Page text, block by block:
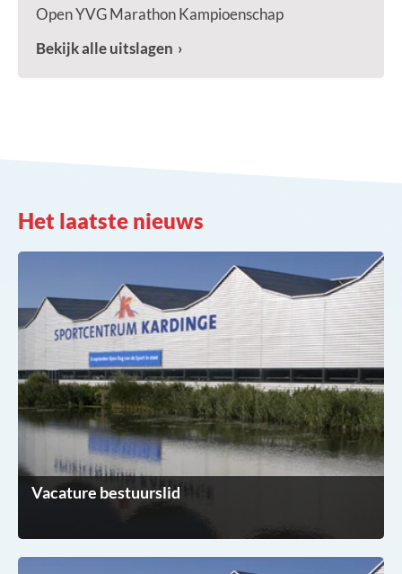
Open YVG Marathon Kampioenschap
Bekijk alle uitslagen
Het laatste nieuws
Vacature bestuurslid